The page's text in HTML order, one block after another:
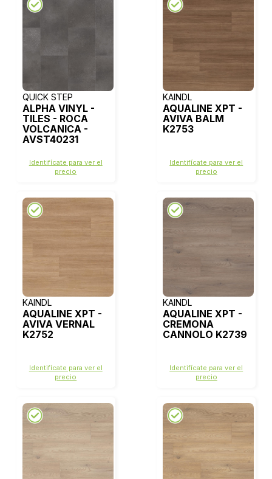
QUICK STEP
ALPHA VINYL -
TILES - ROCA
VOLCANICA -
AVST40231
Identifícate para ver el
precio
KAINDL
AQUALINE XPT -
AVIVA BALM
K2753
Identifícate para ver el
precio
KAINDL
AQUALINE XPT -
AVIVA VERNAL
K2752
Identifícate para ver el
precio
KAINDL
AQUALINE XPT -
CREMONA
CANNOLO K2739
Identifícate para ver el
precio